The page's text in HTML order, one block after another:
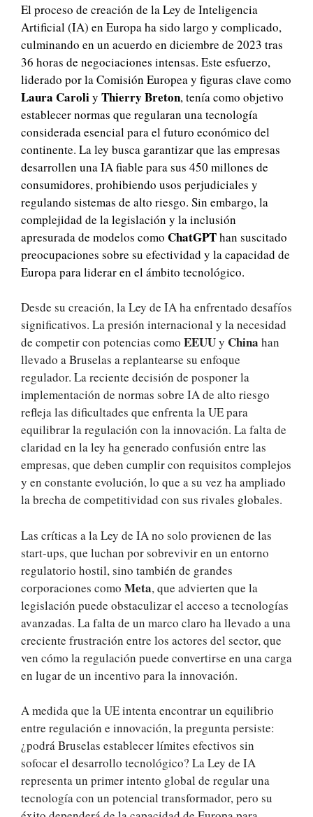
El proceso de creación de la Ley de Inteligencia
Artificial (IA) en Europa ha sido largo y complicado,
culminando en un acuerdo en diciembre de 2023 tras
36 horas de negociaciones intensas. Este esfuerzo,
liderado por la Comisión Europea y figuras clave como
Laura Caroliy Thierry Breton, tenía como objetivo
establecer normas que regularan una tecnología
considerada esencial para el futuro económico del
continente. La ley busca garantizar que las empresas
desarrollen una IA fiable para sus 450 millones de
consumidores, prohibiendo usos perjudiciales y
regulando sistemas de alto riesgo. Sin embargo, la
complejidad de la legislación y la inclusión
apresurada de modelos como ChatGPThan suscitado
preocupaciones sobre su efectividad y la capacidad de
Europa para liderar en el ámbito tecnológico.
Desde su creación, la Ley de IA ha enfrentado desafíos
significativos. La presión internacional y la necesidad
de competir con potencias como EEUUy China han
llevado a Bruselas a replantearse su enfoque
regulador. La reciente decisión de posponer la
implementación de normas sobre IA de alto riesgo
refleja las dificultades que enfrenta la UE para
equilibrar la regulación con la innovación. La falta de
claridad en la ley ha generado confusión entre las
empresas, que deben cumplir con requisitos complejos
y en constante evolución, lo que a su vez ha ampliado
la brecha de competitividad con sus rivales globales.
Las críticas a la Ley de IA no solo provienen de las
start-ups, que luchan por sobrevivir en un entorno
regulatorio hostil, sino también de grandes
corporaciones como Meta, que advierten que la
legislación puede obstaculizar el acceso a tecnologías
avanzadas. La falta de un marco claro ha llevado a una
creciente frustración entre los actores del sector, que
ven cómo la regulación puede convertirse en una carga
en lugar de un incentivo para la innovación.
A medida que la UE intenta encontrar un equilibrio
entre regulación e innovación, la pregunta persiste:
¿podrá Bruselas establecer límites efectivos sin
sofocar el desarrollo tecnológico? La Ley de IA
representa un primer intento global de regular una
tecnología con un potencial transformador, pero su